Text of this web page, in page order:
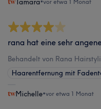
Tamara•vor etwa 1 Monat
rana hat eine sehr
Behandelt von Rana
Haarentfernung mit
Michelle•vor etwa 1 Monat